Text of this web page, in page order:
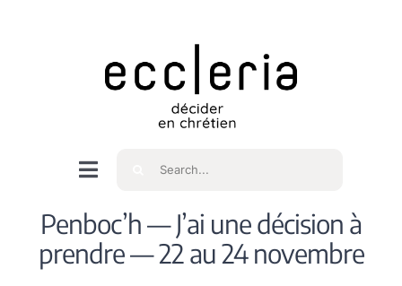
Navigation
à
bascule
Accueil
Rechercher
Penboc’h — J’ai une décision à
prendre — 22 au 24 novembre